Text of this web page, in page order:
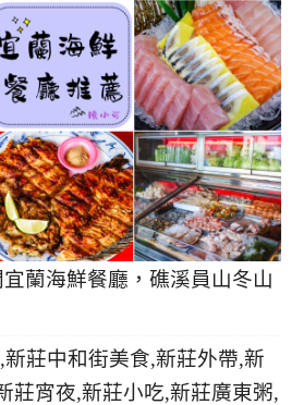
宜蘭海鮮餐廳，礁溪員山冬山